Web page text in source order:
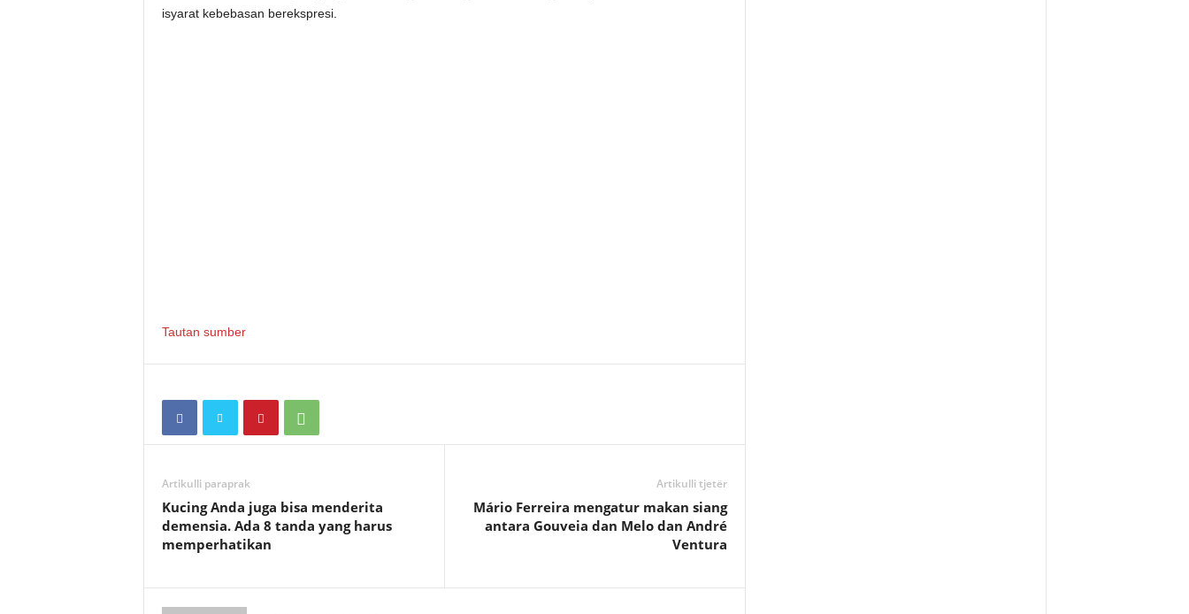
isyarat kebebasan berekspresi.
Tautan sumber
Artikulli paraprak
Kucing Anda juga bisa menderita
demensia. Ada 8 tanda yang harus
memperhatikan
Artikulli tjetër
Mário Ferreira mengatur makan siang
antara Gouveia dan Melo dan André
Ventura